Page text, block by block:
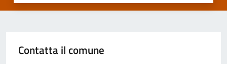
Contatta il comune